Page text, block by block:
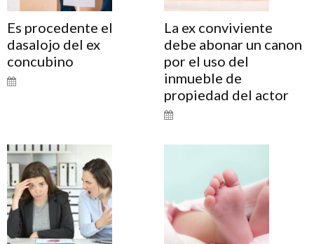
Es procedente el
dasalojo del ex
concubino
La ex conviviente
debe abonar un canon
por el uso del
inmueble de
propiedad del actor